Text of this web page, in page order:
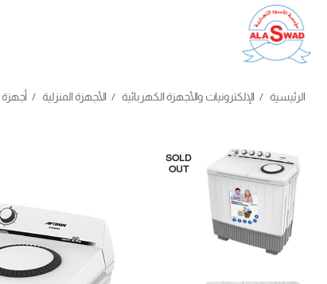
الرئيسية الإلكترونيات والأجهزة الكهربائية الأجهزة المنزلية
SOLD
OUT